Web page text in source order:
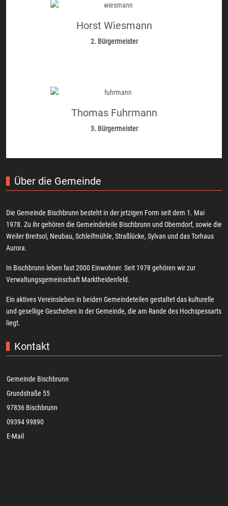
Horst Wiesmann
2. Bürgermeister
Thomas Fuhrmann
3. Bürgermeister
Über die Gemeinde
Die Gemeinde Bischbrunn besteht in der jetzigen Form seit dem 1. Mai
1978. Zu ihr gehören die Gemeindeteile Bischbrunn und Oberndorf, sowie die
Weiler Breitsol, Neubau, Schleifmühle, Straßlücke, Sylvan und das Torhaus
Aurora.
In Bischbrunn leben fast 2000 Einwohner. Seit 1978 gehören wir zur
Verwaltungsgemeinschaft Marktheidenfeld.
Ein aktives Vereinsleben in beiden Gemeindeteilen gestaltet das kulturelle
und gesellige Geschehen in der Gemeinde, die am Rande des Hochspessarts
liegt.
Kontakt
Gemeinde Bischbrunn
Grundstraße 55
97836 Bischbrunn
09394 99890
E-Mail